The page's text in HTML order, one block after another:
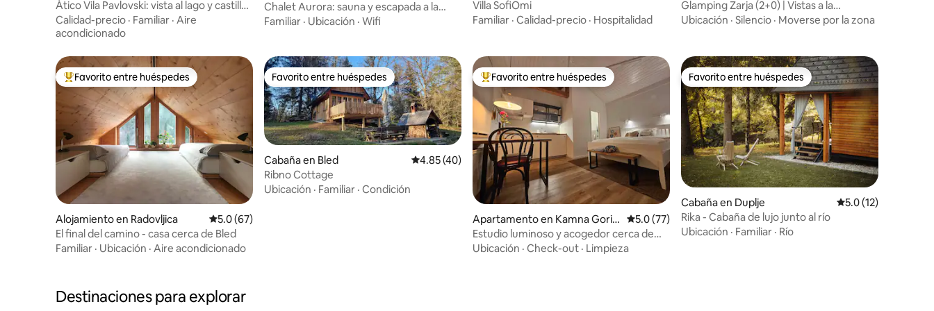
Ático Vila Pavlovski: vista al lago y castillo
+ sauna
Calidad-precio · Familiar · Aire
acondicionado
rijo
Chalet Aurora: sauna y escapada a la
naturaleza cerca de Idrija
Familiar · Ubicación · Wifi
Villa SofiOmi
Familiar · Calidad-precio · Hospitalidad
Glamping Zarja (2+0) | Vistas a la
naturaleza y a la montaña
Ubicación · Silencio · Moverse por la zona
Favorito entre huéspedes preferido
Favorito entre huéspedes
Alojamiento en Radovljica Calificación promedio: 5.0 de 5, 67 reseñas
5.0 (67)
El final del camino - casa cerca de Bled
Familiar · Ubicación · Aire acondicionado
Favorito entre huéspedes
Favorito entre huéspedes
Cabaña en Bled Calificación promedio: 4.85 de 5, 40 reseñas
4.85 (40)
Ribno Cottage
Ubicación · Familiar · Condición
Favorito entre huéspedes preferido
Favorito entre huéspedes
Apartamento en Kamna Goric
a
Calificación promedio: 5.0 de 5, 77 reseñas
5.0 (77)
Estudio luminoso y acogedor cerca de
Bled | En el campo
Ubicación · Check-out · Limpieza
Favorito entre huéspedes
Favorito entre huéspedes
Cabaña en Duplje Calificación
5.0 (12)
Rika - Cabaña de lujo junto al río
Ubicación · Familiar · Río
Destinaciones para explorar